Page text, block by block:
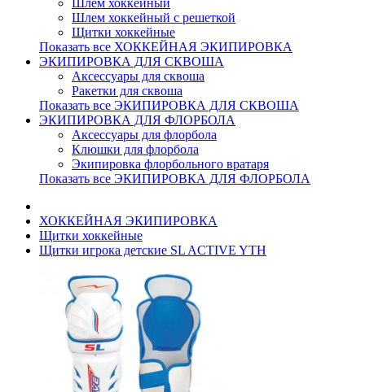
Шлем хоккейный
Шлем хоккейный с решеткой
Щитки хоккейные
Показать все ХОККЕЙНАЯ ЭКИПИРОВКА
ЭКИПИРОВКА ДЛЯ СКВОША
Аксессуары для сквоша
Ракетки для сквоша
Показать все ЭКИПИРОВКА ДЛЯ СКВОША
ЭКИПИРОВКА ДЛЯ ФЛОРБОЛА
Аксессуары для флорбола
Клюшки для флорбола
Экипировка флорбольного вратаря
Показать все ЭКИПИРОВКА ДЛЯ ФЛОРБОЛА
ХОККЕЙНАЯ ЭКИПИРОВКА
Щитки хоккейные
Щитки игрока детские SL ACTIVE YTH